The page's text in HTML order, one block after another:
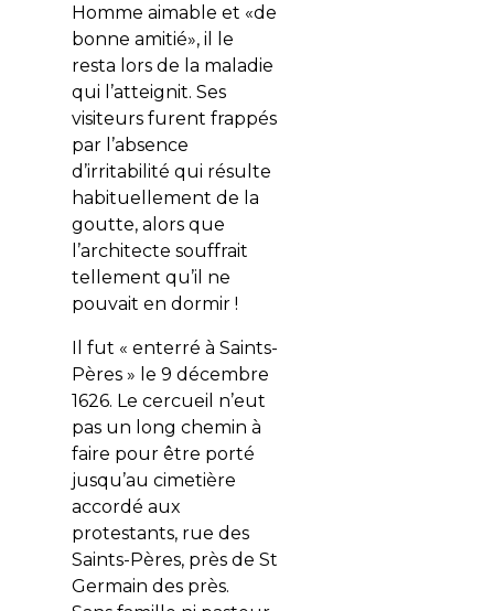
Homme aimable et «de
bonne amitié», il le
resta lors de la maladie
qui l’atteignit. Ses
visiteurs furent frappés
par l’absence
d’irritabilité qui résulte
habituellement de la
goutte, alors que
l’architecte souffrait
tellement qu’il ne
pouvait en dormir !
Il fut « enterré à Saints-
Pères » le 9 décembre
1626. Le cercueil n’eut
pas un long chemin à
faire pour être porté
jusqu’au cimetière
accordé aux
protestants, rue des
Saints-Pères, près de St
Germain des près.